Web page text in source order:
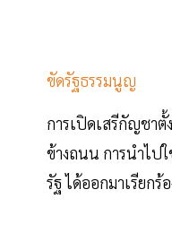
ขัดรัฐธรรมนูญ
การเปิดเสรีกัญชา
ข้างถนน การนำไป
รัฐ ได้ออกมาเรียก